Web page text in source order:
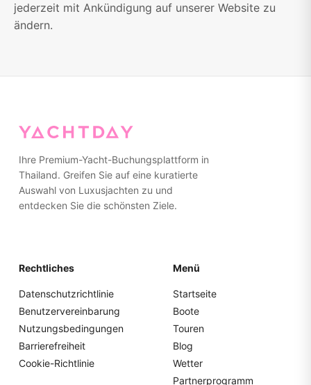
jederzeit mit Ankündigung auf unserer Website zu
ändern.
Ihre Premium-Yacht-Buchungsplattform in
Thailand. Greifen Sie auf eine kuratierte
Auswahl von Luxusjachten zu und
entdecken Sie die schönsten Ziele.
Rechtliches
Datenschutzrichtlinie
Benutzervereinbarung
Nutzungsbedingungen
Barrierefreiheit
Cookie-Richtlinie
Menü
Startseite
Boote
Touren
Blog
Wetter
Partnerprogramm